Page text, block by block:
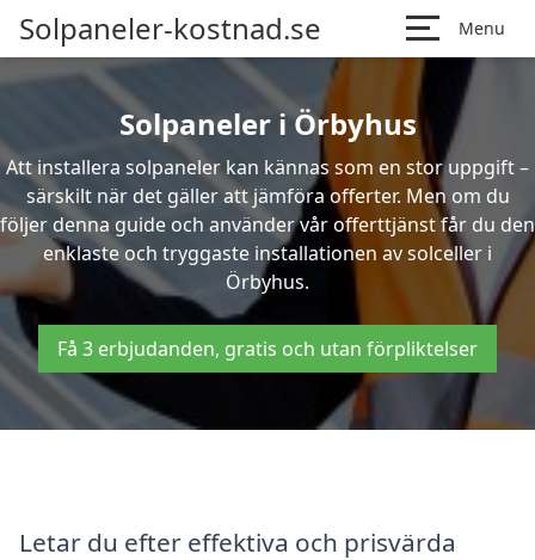
Solpaneler-kostnad.se Menu
Solpaneler i Örbyhus
Att installera solpaneler kan kännas som en stor uppgift –
särskilt när det gäller att jämföra offerter. Men om du
följer denna guide och använder vår offerttjänst får du den
enklaste och tryggaste installationen av solceller i
Örbyhus.
Få 3 erbjudanden, gratis och utan förpliktelser
Letar du efter effektiva och prisvärda